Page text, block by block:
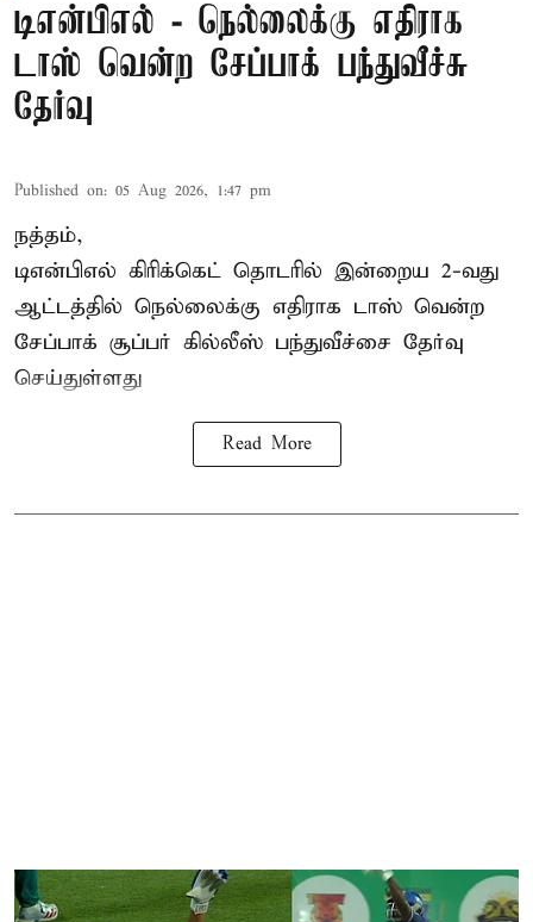
டிஎன்பிஎல் - நெல்லைக்கு எதிராக
டாஸ் வென்ற சேப்பாக் பந்துவீச்சு
தேர்வு
Published on: 05 Aug 2026, 1:47 pm
நத்தம்,
டிஎன்பிஎல் கிரிக்கெட் தொடரில் இன்றைய 2-வது
ஆட்டத்தில் நெல்லைக்கு எதிராக டாஸ் வென்ற
சேப்பாக் சூப்பர் கில்லீஸ் பந்துவீச்சை தேர்வு
செய்துள்ளது
Read More